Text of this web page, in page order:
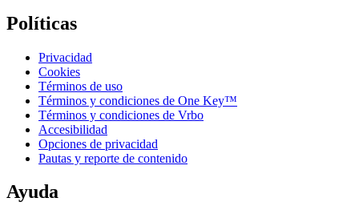
Políticas
Privacidad
Cookies
Términos de uso
Términos y condiciones de One Key™
Términos y condiciones de Vrbo
Accesibilidad
Opciones de privacidad
Pautas y reporte de contenido
Ayuda